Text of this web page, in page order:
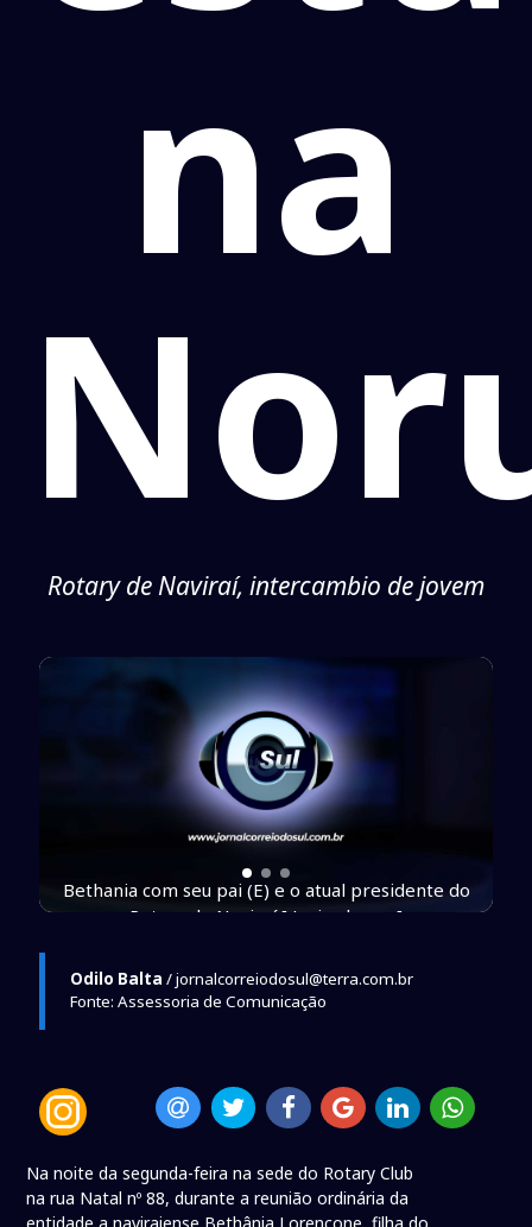
na
Rotary de Naviraí, intercambio de jovem
Bethania com seu pai (E) e o atual presidente do
Rotary de Naviraí [ Junior lopes ]
Odilo Balta / jornalcorreiodosul@terra.com.br
Fonte: Assessoria de Comunicação
Na noite da segunda-feira na sede do Rotary Club
na rua Natal nº 88, durante a reunião ordinária da